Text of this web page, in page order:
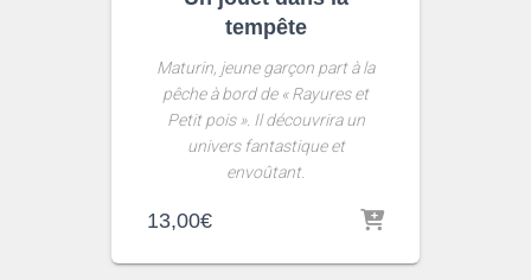
tempête
Maturin, jeune garçon part à la
pêche à bord de « Rayures et
Petit pois ». Il découvrira un
univers fantastique et
envoûtant.
13,00€